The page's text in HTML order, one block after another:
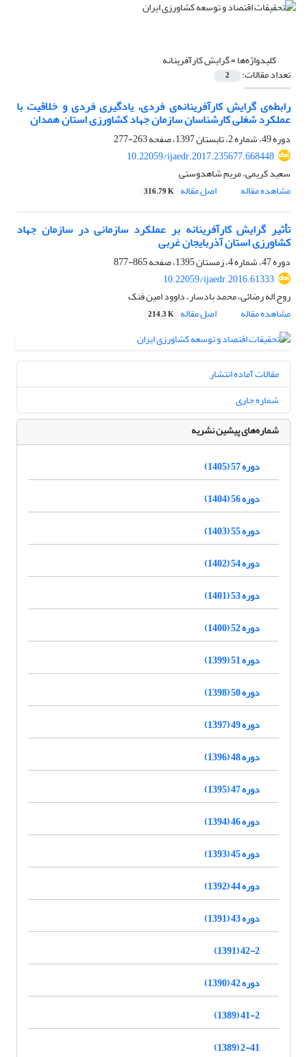
کلیدواژه‌ها =گرایش کارآفرینانه
تعداد مقالات: 2
رابطه‌ی گرایش کارآفرینانه‌ی فردی، یادگیری فردی و خلاقیت با
عملکرد شغلی کارشناسان سازمان جهاد کشاورزی استان همدان
دوره 49، شماره 2، تابستان 1397، صفحه
263-277
10.22059/ijaedr.2017.235677.668448
سعید کریمی، مریم شاهدوستی
مشاهده مقاله
اصل مقاله 316.79 K
تأثیر گرایش کارآفرینانه بر عملکرد سازمانی در سازمان جهاد
کشاورزی استان آذربایجان غربی
دوره 47، شماره 4، زمستان 1395، صفحه
865-877
10.22059/ijaedr.2016.61333
روح اله رضائی، محمد بادسار، داوود امین فنک
مشاهده مقاله
اصل مقاله 214.3 K
مقالات آماده انتشار
شماره جاری
شماره‌های پیشین نشریه
دوره 57 (1405)
دوره 56 (1404)
دوره 55 (1403)
دوره 54 (1402)
دوره 53 (1401)
دوره 52 (1400)
دوره 51 (1399)
دوره 50 (1398)
دوره 49 (1397)
دوره 48 (1396)
دوره 47 (1395)
دوره 46 (1394)
دوره 45 (1393)
دوره 44 (1392)
دوره 43 (1391)
42-2 (1391)
دوره 42 (1390)
41-2 (1389)
2-41 (1389)